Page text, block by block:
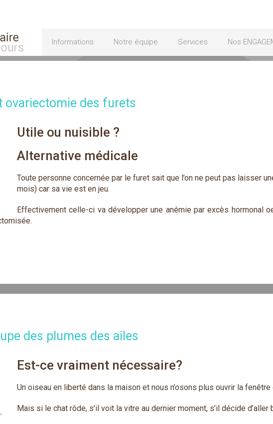
Informations Notre équipe Services Nos
ovariectomie des furets
Utile ou nuisible ?
Alternative médicale
Toute personne concernée par le furet sait que l’on ne peut pas laisser
mois) car sa vie est en jeu.
Effectivement celle-ci va développer une anémie par excès hormonal
des plumes des ailes
Est-ce vraiment nécessaire?
Un oiseau en liberté dans la maison et nous n’osons plus ouvrir la fenêtre
Mais si le chat rôde, s’il voit la vitre au dernier moment, s’il décide